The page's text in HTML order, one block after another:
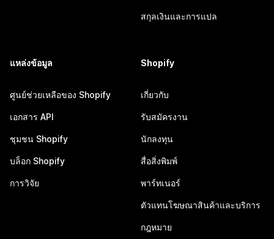
สกุลเงินและการแปล
แหล่งข้อมูล
ศูนย์ช่วยเหลือของ Shopify
เอกสาร API
ชุมชน Shopify
บล็อก Shopify
การวิจัย
Shopify
เกี่ยวกับ
รับสมัครงาน
นักลงทุน
สื่อสิ่งพิมพ์
พาร์ทเนอร์
ตัวแทนโฆษณาสินค้าและบริการ
กฎหมาย